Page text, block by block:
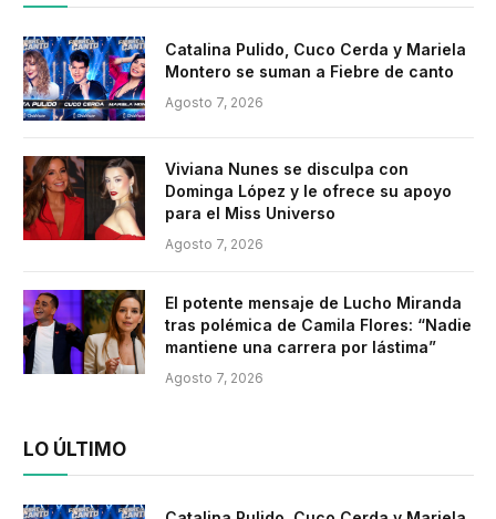
Catalina Pulido, Cuco Cerda y Mariela
Montero se suman a Fiebre de canto
Agosto 7, 2026
Viviana Nunes se disculpa con
Dominga López y le ofrece su apoyo
para el Miss Universo
Agosto 7, 2026
El potente mensaje de Lucho Miranda
tras polémica de Camila Flores: “Nadie
mantiene una carrera por lástima”
Agosto 7, 2026
LO ÚLTIMO